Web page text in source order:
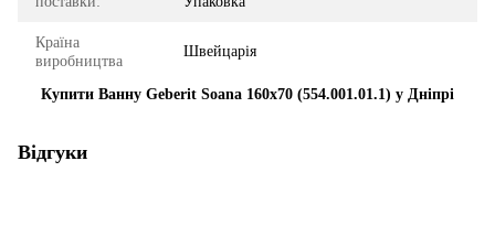
Країна
виробництва
Швейцарія
Купити Ванну Geberit Soana 160x70 (554.001.01.1) у Дніпрі
Відгуки